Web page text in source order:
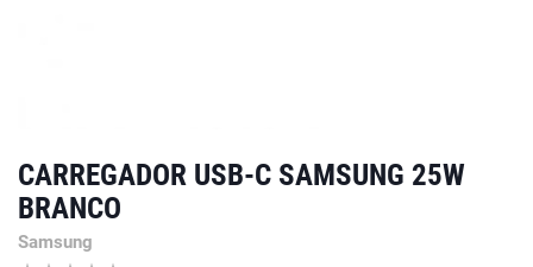
CARREGADOR USB-C SAMSUNG 25W
BRANCO
Samsung